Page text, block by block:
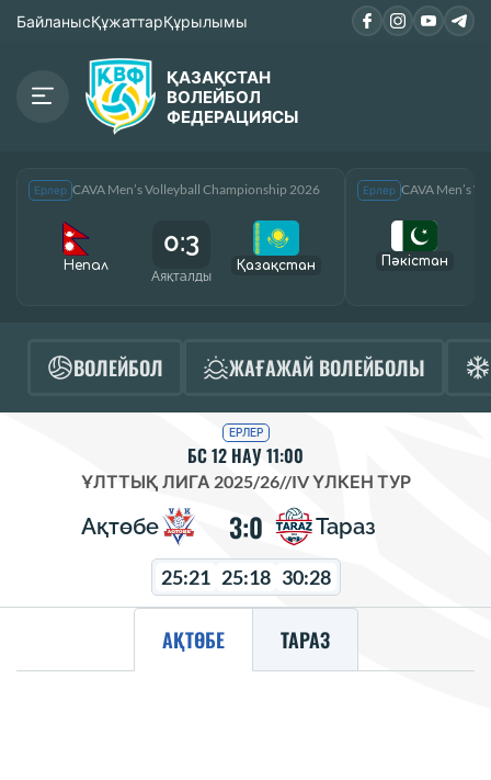
БайланысҚұжаттарҚұрылымы
ҚАЗАҚСТАН
ВОЛЕЙБОЛ
ФЕДЕРАЦИЯСЫ
Ерлер CAVA Men’s Volleyball Championship 2026
Непал
0:3
Аяқталды
Қазақcтан
Ерлер CAVA Men’s
Пәкістан
ВОЛЕЙБОЛ ЖАҒАЖАЙ ВОЛЕЙБОЛЫ
ЕРЛЕР
БС 12 НАУ 11:00
ҰЛТТЫҚ ЛИГА 2025/26//IV ҮЛКЕН ТУР
Ақтөбе 3:0 Тараз
25:21 25:18 30:28
АҚТӨБЕ ТАРАЗ